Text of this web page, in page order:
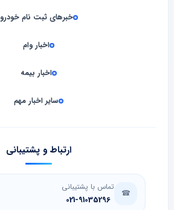
خبرهای ثبت نام خودرو
اخبار وام
اخبار بیمه
سایر اخبار مهم
ارتباط و پشتیبانی
☎
تماس با پشتیبانی
021-91035296